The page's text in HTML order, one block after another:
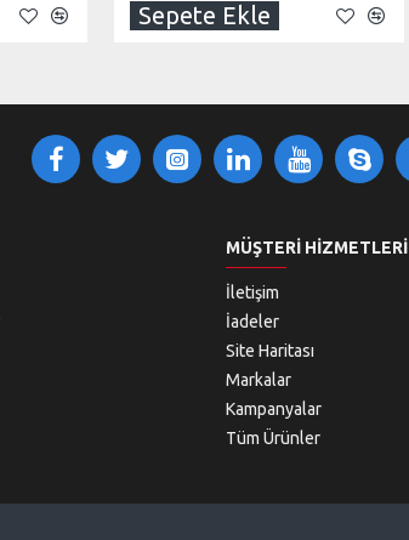
Sepete Ekle
MÜŞTERI HIZMETLERI
İletişim
İadeler
Site Haritası
Markalar
Kampanyalar
Tüm Ürünler